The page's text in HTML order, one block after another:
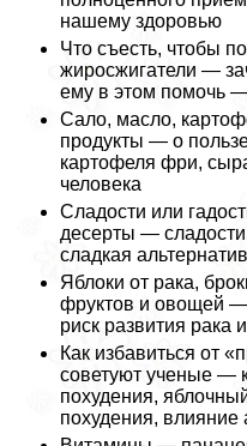
нашему здоровью
Что съесть, чтобы
жиросжигатели —
ему в этом помочь
Сало, масло,
продукты — о
картофеля фри,
человека
Сладости или
десерты —
сладкая
Яблоки от paка,
фруктов и овощей —
риск развития paка
Как избавиться от
советуют ученые —
похудения,
похудения, влияние